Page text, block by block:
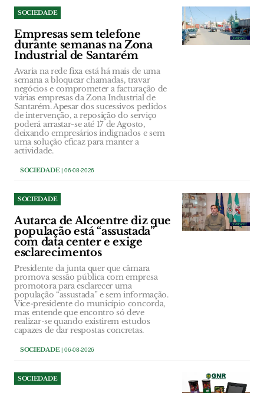
SOCIEDADE
Empresas sem telefone
durante semanas na Zona
Industrial de Santarém
Avaria na rede fixa está há mais de uma
semana a bloquear chamadas, travar
negócios e comprometer a facturação de
várias empresas da Zona Industrial de
Santarém. Apesar dos sucessivos pedidos
de intervenção, a reposição do serviço
poderá arrastar-se até 17 de Agosto,
deixando empresários indignados e sem
uma solução eficaz para manter a
actividade.
SOCIEDADE| 06-08-2026
SOCIEDADE
Autarca de Alcoentre diz que
população está “assustada”
com data center e exige
esclarecimentos
Presidente da junta quer que câmara
promova sessão pública com empresa
promotora para esclarecer uma
população “assustada” e sem informação.
Vice-presidente do município concorda,
mas entende que encontro só deve
realizar-se quando existirem estudos
capazes de dar respostas concretas.
SOCIEDADE| 06-08-2026
SOCIEDADE